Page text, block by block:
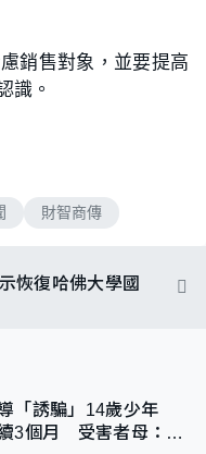
銷售對象，並要提高
識。
財智商傳
恢復哈佛大學國
「誘騙」14歲少年
3個月 受害者母：要